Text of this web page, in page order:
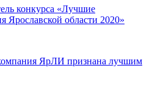
конкурса «Лучшие
области 2020»
ЯрЛИ признана лучшим